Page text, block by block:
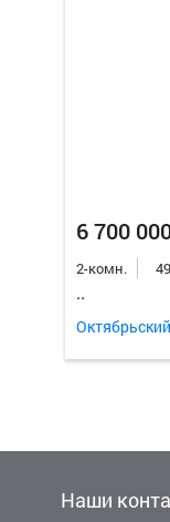
6 700
2-комн.
..
Наши